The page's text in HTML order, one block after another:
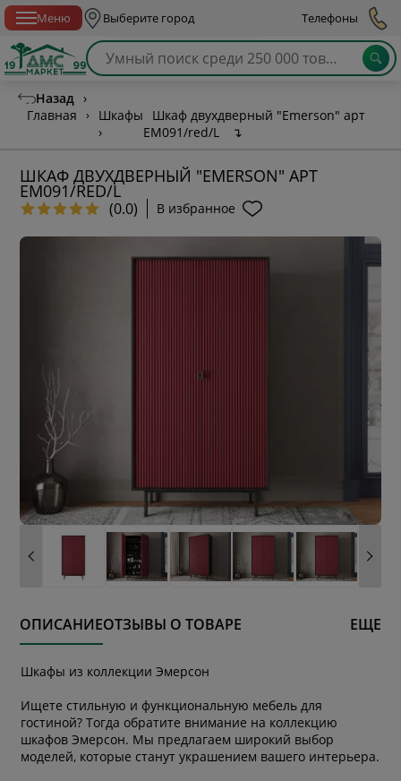
Меню Выберите город Телефоны
Назад ›
Главная
›
Шкафы
›
Шкаф двухдверный "Emerson" арт
EM091/red/L
↴
ШКАФ ДВУХДВЕРНЫЙ "EMERSON" АРТ
EM091/RED/L
(0.0) В избранное
ОПИСАНИЕОТЗЫВЫ О ТОВАРЕ ЕЩЕ
Шкафы из коллекции Эмерсон
Ищете стильную и функциональную мебель для
гостиной? Тогда обратите внимание на коллекцию
шкафов Эмерсон. Мы предлагаем широкий выбор
моделей, которые станут украшением вашего интерьера.